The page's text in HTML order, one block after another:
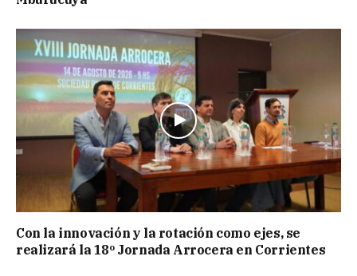
Con la innovación y la rotación como ejes, se
realizará la 18º Jornada Arrocera en Corrientes